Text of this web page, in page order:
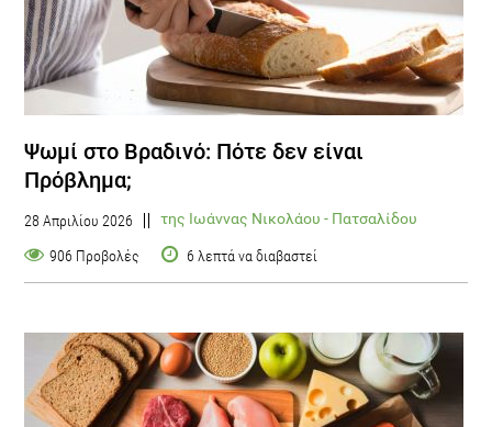
Ψωμί στο Βραδινό: Πότε δεν είναι
Πρόβλημα;
28 Απριλίου 2026 της Ιωάννας Νικολάου - Πατσαλίδου
906 Προβολές 6 λεπτά να διαβαστεί